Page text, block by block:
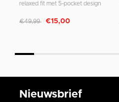
relaxed fit met 5-pocket design
Afgeprijsd van
€49,99 naar
€15,00
Nieuwsbrief